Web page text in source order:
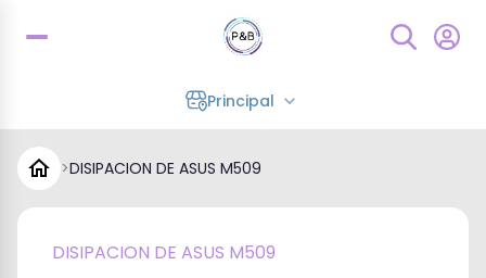
Principal
>DISIPACION DE ASUS M509
DISIPACION DE ASUS M509